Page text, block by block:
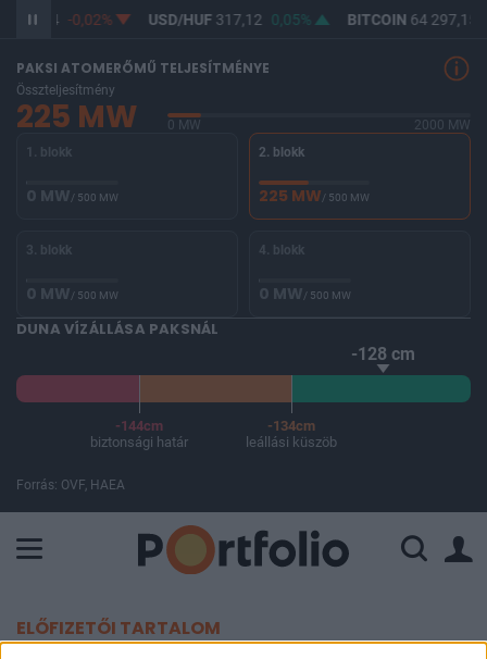
365,34 -0,02% USD/HUF317,12 0,05% BITCOIN64 297,15
PAKSI ATOMERŐMŰ TELJESÍTMÉNYE
Összteljesítmény
225 MW 0 MW
2000 MW
1. blokk
0 MW/ 500 MW
2. blokk
225 MW/ 500 MW
3. blokk
0 MW/ 500 MW
4. blokk
0 MW/ 500 MW
DUNA VÍZÁLLÁSA PAKSNÁL
-128 cm
-144cm
biztonsági határ
-134cm
leállási küszöb
Forrás: OVF, HAEA
ELŐFIZETŐI TARTALOM